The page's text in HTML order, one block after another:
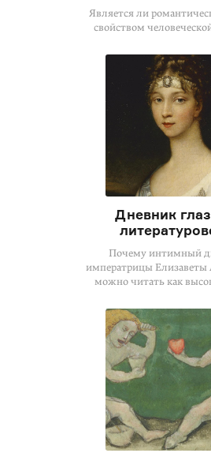
Является ли
свойством
Дневник
Почему интимный
императрицы Елизаветы
можно читать как